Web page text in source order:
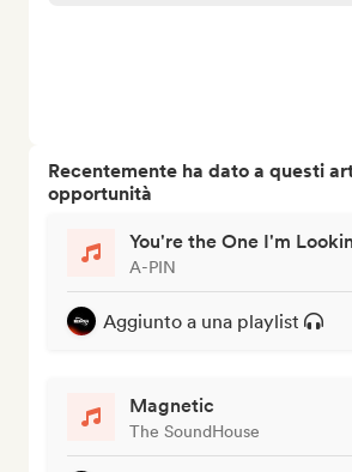
Recentemente ha dato a questi
opportunità
You're the One I'm
A-PIN
Aggiunto a una playlist
Magnetic
The SoundHouse